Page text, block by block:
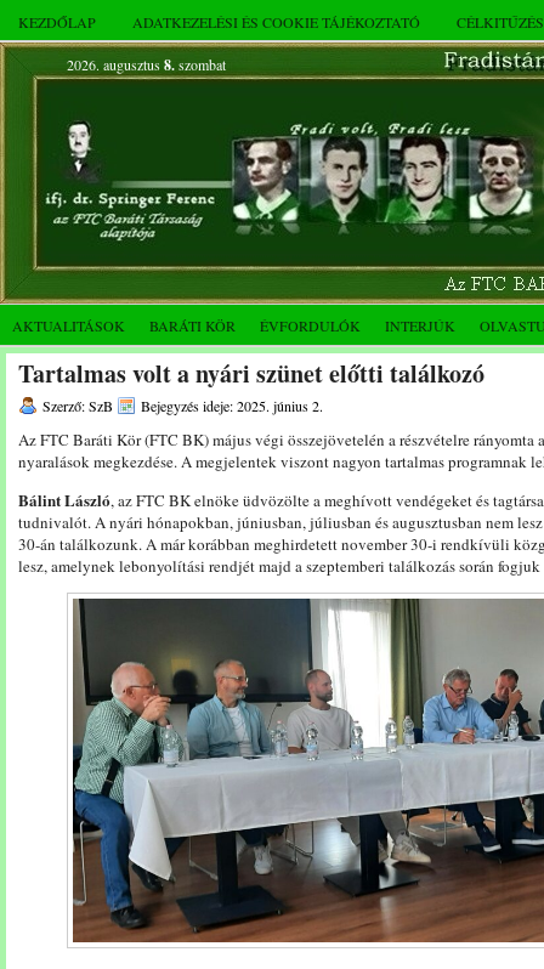
KEZDŐLAP ADATKEZELÉSI ÉS COOKIE TÁJÉKOZTATÓ
2026. augusztus 8.szombat
AKTUALITÁSOK BARÁTI KÖR ÉVFORDULÓK INTERJÚK
Tartalmas volt a nyári szünet előtti találkozó
Szerző: SzB Bejegyzés ideje: 2025. június 2.
Az FTC Baráti Kör (FTC BK) május végi összejövetelén a részvételre rányomta
nyaralások megkezdése. A megjelentek viszont nagyon tartalmas programnak
Bálint László, az FTC BK elnöke üdvözölte a meghívott vendégeket és
tudnivalót. A nyári hónapokban, júniusban, júliusban és augusztusban nem
30-án találkozunk. A már korábban meghirdetett november 30-i rendkívüli
lesz, amelynek lebonyolítási rendjét majd a szeptemberi találkozás során